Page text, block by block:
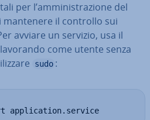
per l’am­mi­ni­stra­zio­ne del
il controllo sui
avviare un servizio, usa il
come utente senza
sudo :
application.service